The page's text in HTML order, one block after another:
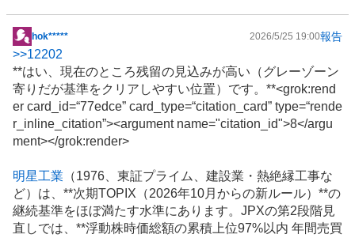
掲
示
板
記
事
hok***** 2026/5/25 19:00報告
>>12202
**はい、現在のところ残留の見込みが高い（グレーゾーン
寄りだが基準をクリアしやすい位置）です。**<grok:rend
er card_id=“77edce” card_type=“citation_card” type=“rende
r_inline_citation”><argument name="citation_id">8</argu
ment></grok:render>
明星工業 （1976、東証プライム、建設業・熱絶縁工事な
ど）は、**次期TOPIX（2026年10月からの新ルール）**の
継続基準をほぼ満たす水準にあります。JPXの第2段階見
直しでは、**浮動株時価総額の累積上位97%以内 年間売買